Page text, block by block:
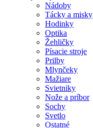
Nádoby
Tácky a misky
Hodinky
Optika
Žehličky
Písacie stroje
Prilby
Mlynčeky
Mažiare
Svietniky
Nože a príbor
Sochy
Svetlo
Ostatné